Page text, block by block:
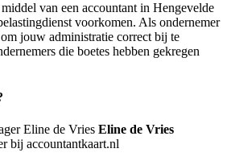
van een accountant in Hengevelde
voorkomen. Als ondernemer
jouw administratie correct bij te
die boetes hebben gekregen
Eline de Vries
bij accountantkaart.nl